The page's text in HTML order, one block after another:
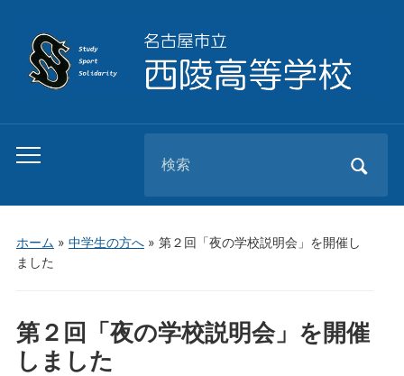
Toggle
menu
for:
ホーム » 中学生の方へ» 第２回「夜の学校説明会」を開催し
ました
第２回「夜の学校説明会」を開催
しました